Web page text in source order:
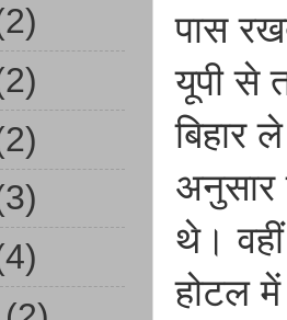
पास
यूपी से
थे।
होटल